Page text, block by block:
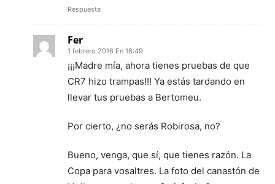
Respuesta
Fer
1 febrero 2016 En 16:49
¡¡¡Madre mía, ahora tienes pruebas de que
CR7 hizo trampas!!! Ya estás tardando en
llevar tus pruebas a Bertomeu.
Por cierto, ¿no serás Robirosa, no?
Bueno, venga, que sí, que tienes razón. La
Copa para vosaltres. La foto del canastón de